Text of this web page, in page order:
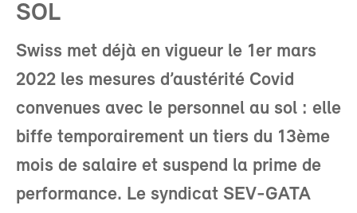
SOL
Swiss met déjà en vigueur le 1er mars
2022 les mesures d’austérité Covid
convenues avec le personnel au sol : elle
biffe temporairement un tiers du 13ème
mois de salaire et suspend la prime de
performance. Le syndicat SEV-GATA